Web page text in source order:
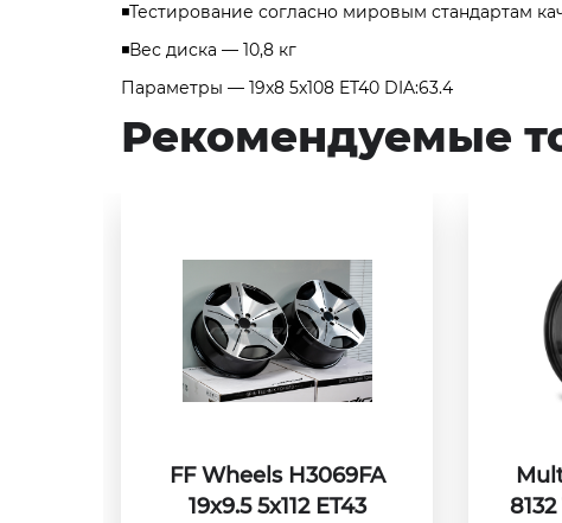
◾Тестирование согласно мировым стандартам
◾Вес диска — 10,8 кг
Параметры — 19x8 5x108 ET40 DIA:63.4
Рекомендуемые
FF Wheels H3069FA
19x9.5 5x112 ET43
8132